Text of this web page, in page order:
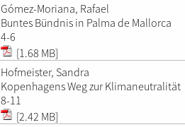
Gómez-Moriana, Rafael
Buntes Bündnis in Palma de Mallorca
4-6
[1.68 MB]
Hofmeister, Sandra
Kopenhagens Weg zur Klimaneutralität
8-11
[2.42 MB]